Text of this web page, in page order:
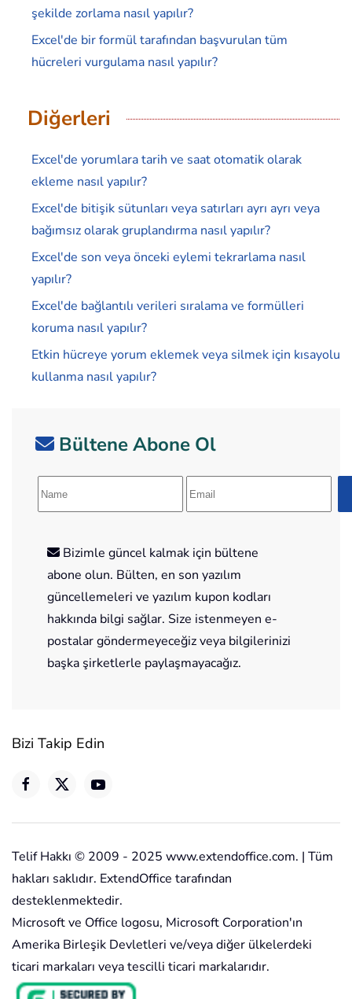
şekilde zorlama nasıl yapılır?
Excel'de bir formül tarafından başvurulan tüm
hücreleri vurgulama nasıl yapılır?
Diğerleri
Excel'de yorumlara tarih ve saat otomatik olarak
ekleme nasıl yapılır?
Excel'de bitişik sütunları veya satırları ayrı ayrı veya
bağımsız olarak gruplandırma nasıl yapılır?
Excel'de son veya önceki eylemi tekrarlama nasıl
yapılır?
Excel'de bağlantılı verileri sıralama ve formülleri
koruma nasıl yapılır?
Etkin hücreye yorum eklemek veya silmek için kısayolu
kullanma nasıl yapılır?
Bültene Abone Ol
Bizimle güncel kalmak için bültene
abone olun. Bülten, en son yazılım
güncellemeleri ve yazılım kupon kodları
hakkında bilgi sağlar. Size istenmeyen e-
postalar göndermeyeceğiz veya bilgilerinizi
başka şirketlerle paylaşmayacağız.
Bizi Takip Edin
Telif Hakkı © 2009 - 2025 www.extendoffice.com. | Tüm
hakları saklıdır. ExtendOffice tarafından
desteklenmektedir.
Microsoft ve Office logosu, Microsoft Corporation'ın
Amerika Birleşik Devletleri ve/veya diğer ülkelerdeki
ticari markaları veya tescilli ticari markalarıdır.